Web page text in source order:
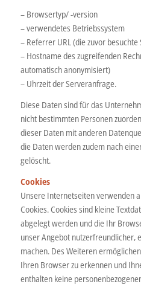
– Browsertyp/ -version
– verwendetes Betriebssystem
– Referrer URL (die zuvor besuchte
– Hostname des zugreifenden
automatisch anonymisiert)
– Uhrzeit der Serveranfrage.
Diese Daten sind für das
nicht bestimmten Personen
dieser Daten mit anderen
die Daten werden zudem nach
gelöscht.
Cookies
Unsere Internetseiten verwenden
Cookies. Cookies sind kleine
abgelegt werden und die Ihr
unser Angebot nutzerfreundlicher,
machen. Des Weiteren
Ihren Browser zu erkennen und
enthalten keine